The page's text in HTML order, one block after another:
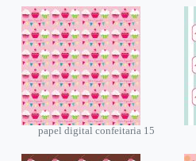
papel digital confeitaria 15